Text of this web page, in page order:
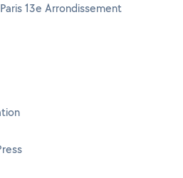
13e Arrondissement